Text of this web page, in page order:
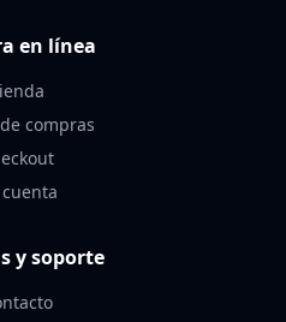
en línea
compras
y soporte